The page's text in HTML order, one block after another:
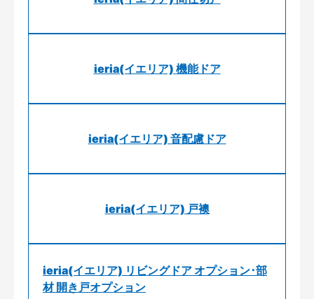
ieria(イエリア) 機能ドア
ieria(イエリア) 音配慮ドア
ieria(イエリア) 戸襖
ieria(イエリア) リビングドア オプション･部
材 開き戸オプション